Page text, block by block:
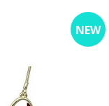
NEW